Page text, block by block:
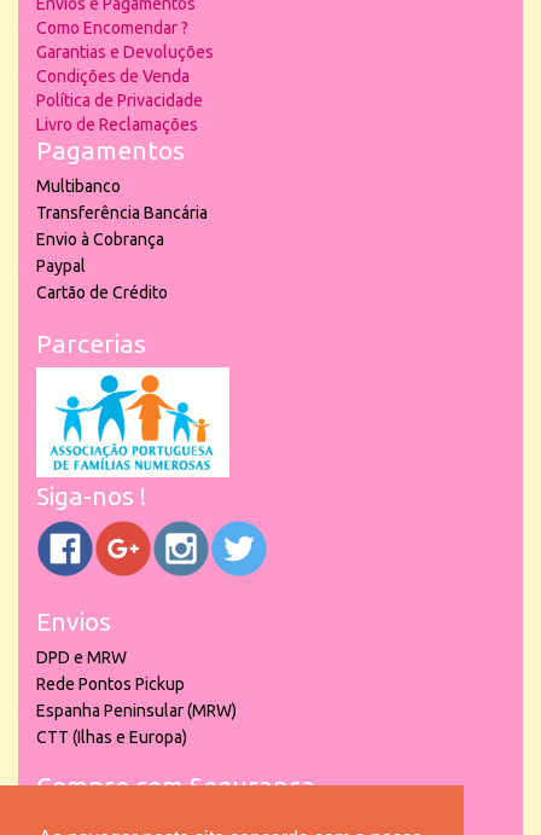
Como Encomendar ?
Garantias e Devoluções
Condições de Venda
Política de Privacidade
Livro de Reclamações
Pagamentos
Multibanco
Transferência Bancária
Envio à Cobrança
Paypal
Cartão de Crédito
Parcerias
Siga-nos !
Envios
DPD e MRW
Rede Pontos Pickup
Espanha Peninsular (MRW)
CTT (Ilhas e Europa)
Compre com Segurança